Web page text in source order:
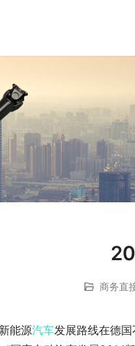
商务直
能源汽车发展路线在德